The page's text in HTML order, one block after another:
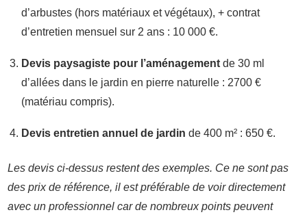
d’arbustes (hors matériaux et végétaux), + contrat
d’entretien mensuel sur 2 ans : 10 000 €.
Devis paysagiste pour l’aménagement de 30 ml
d’allées dans le jardin en pierre naturelle : 2700 €
(matériau compris).
Devis entretien annuel de jardin de 400 m² : 650 €.
Les devis ci-dessus restent des exemples. Ce ne sont pas
des prix de référence, il est préférable de voir directement
avec un professionnel car de nombreux points peuvent